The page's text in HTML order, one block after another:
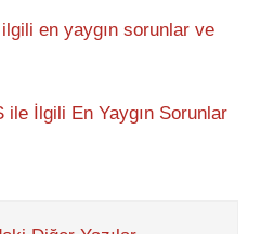
en yaygın sorunlar ve
ile İlgili En Yaygın Sorunlar